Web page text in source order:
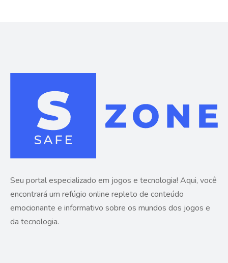
Seu portal especializado em jogos e tecnologia! Aqui, você
encontrará um refúgio online repleto de conteúdo
emocionante e informativo sobre os mundos dos jogos e
da tecnologia.